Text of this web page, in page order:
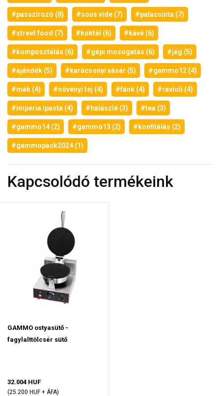
#passzírozó (8) #sous vide (7) #palacsinta (7)
#street food (7) #koktél (6) #kávé (6)
#komposztálás (6) #gépi mosogatás (6) #jég (5)
#ajándék (5) #karácsonyi vásár (5) #gammo12 (4)
#mák (4) #növényi tej (4) #fánk (4) #ravioli (4)
#imperia ipasta (4) #halászlé (3) #tea (3)
#gammo14 (2) #gammo13 (2) #konfitálás (2)
#gammopack2024 (1)
Kapcsolódó termékeink
GAMMO ostyasütő -
fagylalttölcsér sütő
32.004 HUF
(25.200 HUF + ÁFA)